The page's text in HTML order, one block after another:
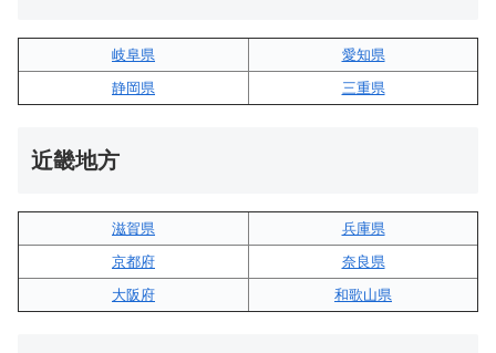
岐阜県
愛知県
静岡県
三重県
近畿地方
滋賀県
兵庫県
京都府
奈良県
大阪府
和歌山県